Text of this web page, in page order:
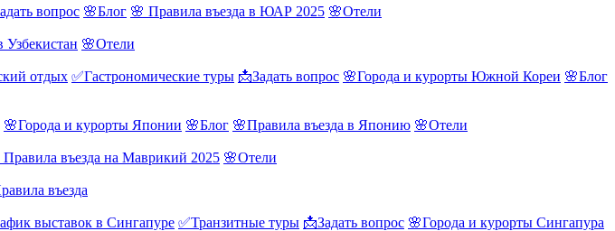
вопрос 🌸Блог 🌸 Правила въезда в ЮАР 2025 🌸Отели
Узбекистан 🌸Отели
отдых ✅Гастрономические туры 📩Задать вопрос 🌸Города и курорты Южной Кореи 🌸Блог
🌸Города и курорты Японии 🌸Блог 🌸Правила въезда в Японию 🌸Отели
Правила въезда на Маврикий 2025 🌸Отели
въезда
выставок в Сингапуре ✅Транзитные туры 📩Задать вопрос 🌸Города и курорты Сингапура